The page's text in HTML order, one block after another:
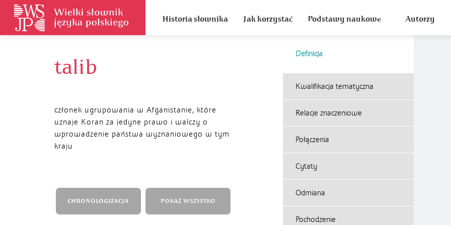
Historia słownika Jak korzystać Podstawy naukowe Autorzy
talib
Definicja
członek ugrupowania w Afganistanie, które
uznaje Koran za jedyne prawo i walczy o
wprowadzenie państwa wyznaniowego w tym
kraju
Kwalifikacja tematyczna
Relacje znaczeniowe
Połączenia
Cytaty
Odmiana
Pochodzenie
CHRONOLOGIZACJA POKAŻ WSZYSTKO